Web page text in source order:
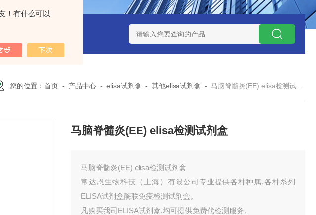
！有什么可以
小鼠神经酰胺-1-磷酸（C1P）ELISA 试剂盒 小鼠（
您的位置：首页 - 产品中心 -elisa试剂盒 -其他elisa试剂盒 - 马脑脊髓炎(EE) elisa检测试剂盒
马脑脊髓炎(EE) elisa检测试剂盒
马脑脊髓炎(EE) elisa检测试剂盒
常达恩生物科技（上海）有限公司专业提供各种种属,各种系列
ELISA试剂盒酶联免疫检测试剂盒。
凡购买我司ELISA试剂盒,均可提供免费代检测服务。